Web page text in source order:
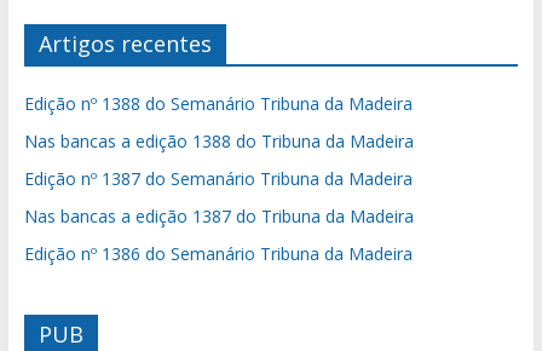
Artigos recentes
Edição nº 1388 do Semanário Tribuna da Madeira
Nas bancas a edição 1388 do Tribuna da Madeira
Edição nº 1387 do Semanário Tribuna da Madeira
Nas bancas a edição 1387 do Tribuna da Madeira
Edição nº 1386 do Semanário Tribuna da Madeira
PUB